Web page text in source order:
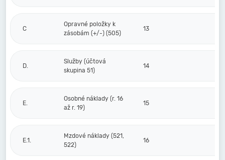
C
Opravné položky k
zásobám (+/-) (505)
13
D.
Služby (účtová
skupina 51)
14
E.
Osobné náklady (r. 16
až r. 19)
15
E.1.
Mzdové náklady (521,
522)
16